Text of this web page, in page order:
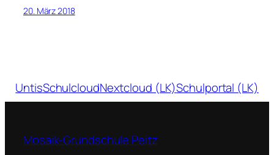
20. März 2018
UntisSchulcloudNextcloud (LK)Schulportal (LK)
Mosaik-Grundschule Peitz